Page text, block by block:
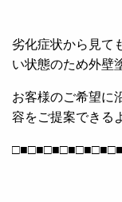
劣化症状から見て
い状態のため外壁
お客様のご希望に
容をご提案できる